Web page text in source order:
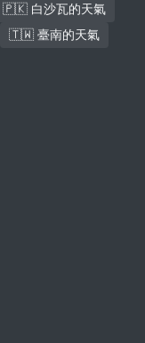
🇵🇰 白沙瓦的天氣
🇹🇼 臺南的天氣